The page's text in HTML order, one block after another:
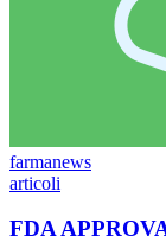
farmanews
articoli
FDA